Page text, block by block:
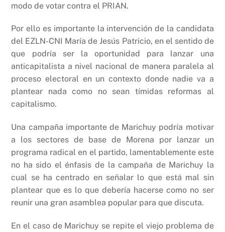
modo de votar contra el PRIAN.
Por ello es importante la intervención de la candidata
del EZLN-CNI María de Jesús Patricio, en el sentido de
que podría ser la oportunidad para lanzar una
anticapitalista a nivel nacional de manera paralela al
proceso electoral en un contexto donde nadie va a
plantear nada como no sean tímidas reformas al
capitalismo.
Una campaña importante de Marichuy podría motivar
a los sectores de base de Morena por lanzar un
programa radical en el partido, lamentablemente este
no ha sido el énfasis de la campaña de Marichuy la
cual se ha centrado en señalar lo que está mal sin
plantear que es lo que debería hacerse como no ser
reunir una gran asamblea popular para que discuta.
En el caso de Marichuy se repite el viejo problema de